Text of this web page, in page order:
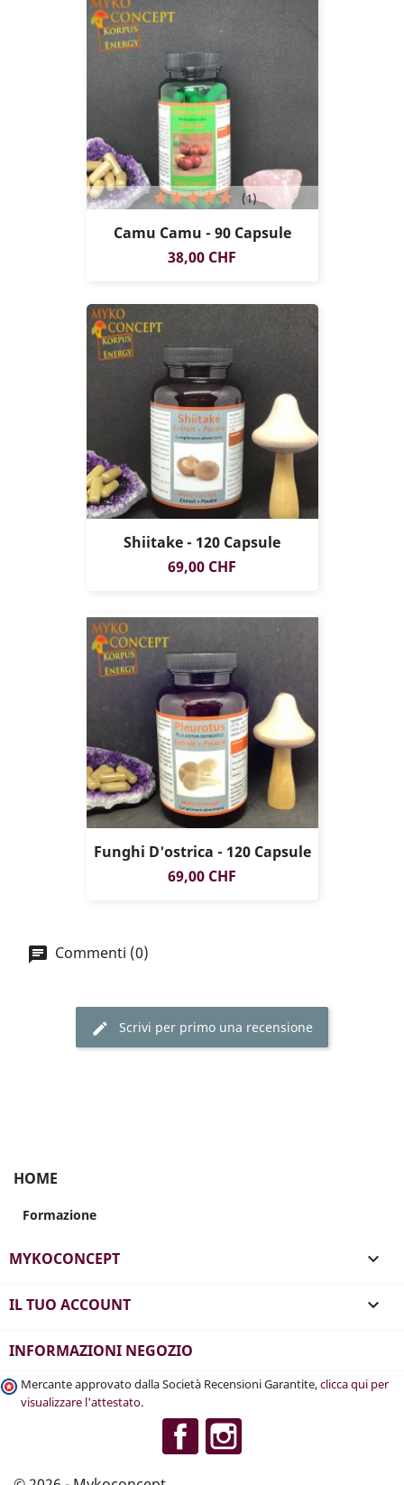
Camu Camu - 90 Capsule
Prezzo
38,00 CHF
(1)
Shiitake - 120 Capsule
Prezzo
69,00 CHF
Funghi D'ostrica - 120 Capsule
Prezzo
69,00 CHF
Commenti (0)
Scrivi per primo una recensione
HOME
Formazione
MYKOCONCEPT 
IL TUO ACCOUNT 
INFORMAZIONI NEGOZIO
Mercante approvato dalla Società Recensioni Garantite,clicca qui per
visualizzare l'attestato.
Facebook